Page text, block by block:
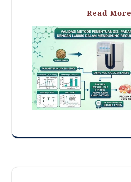
Read More